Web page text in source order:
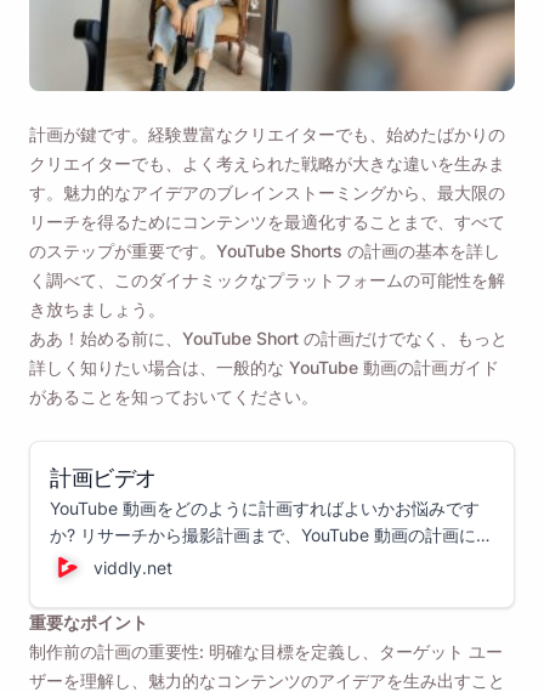
計画が鍵です。経験豊富なクリエイターでも、始めたばかりの
クリエイターでも、よく考えられた戦略が大きな違いを生みま
す。魅力的なアイデアのブレインストーミングから、最大限の
リーチを得るためにコンテンツを最適化することまで、すべて
のステップが重要です。YouTube Shorts の計画の基本を詳し
く調べて、このダイナミックなプラットフォームの可能性を解
き放ちましょう。
ああ！始める前に、YouTube Short の計画だけでなく、もっと
詳しく知りたい場合は、一般的な YouTube 動画の計画ガイド
があることを知っておいてください。
計画ビデオ
YouTube 動画をどのように計画すればよいかお悩みです
か? リサーチから撮影計画まで、YouTube 動画の計画につ
いて知っておくべきすべてのことをここで説明します。
viddly.net
重要なポイント
制作前の計画の重要性: 明確な目標を定義し、ターゲット ユー
ザーを理解し、魅力的なコンテンツのアイデアを生み出すこと